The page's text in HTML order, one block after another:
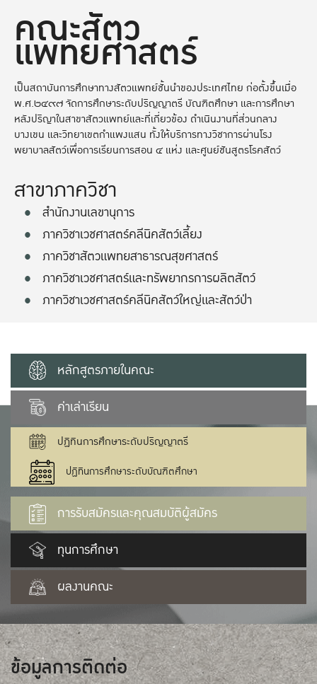
คณะสัตว
แพทยศาสตร์
เป็นสถาบันการศึกษาทางสัตวแพทย์ชั้นนำของประเทศไทย ก่อตั้งขึ้นเมื่อ
พ.ศ.๒๔๙๗ จัดการศึกษาระดับปริญญาตรี บัณฑิตศึกษา และการศึกษา
หลังปริญาในสาขาสัตวแพทย์และที่เกี่ยวข้อง ดำเนินงานที่ส่วนกลาง
บางเขน และวิทยาเขตกำแพงแสน ทั้งให้บริการทางวิชาการผ่านโรง
พยาบาลสัตว์เพื่อการเรียนการสอน ๔ แห่ง และศูนย์ชันสูตรโรคสัตว์
สาขาภาควิชา
สำนักงานเลขานุการ
ภาควิชาเวชศาสตร์คลีนิคสัตว์เลี้ยง
ภาควิชาสัตวแพทยสาธารณสุขศาสตร์
ภาควิชาเวชศาสตร์และทรัพยากรการผลิตสัตว์
ภาควิชาเวชศาสตร์คลีนิคสัตว์ใหญ่และสัตว์ป่า
หลักสูตรภายในคณะ
ค่าเล่าเรียน
ปฏิทินการศึกษาระดับปริญญาตรี
ปฏิทินการศึกษาระดับบัณฑิตศึกษา
การรับสมัครและคุณสมบัติผู้สมัคร
ทุนการศึกษา
ผลงานคณะ
ข้อมูลการติดต่อ